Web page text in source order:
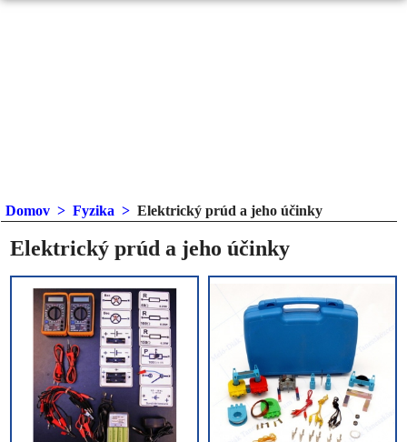
Domov > Fyzika > Elektrický prúd a jeho účinky
Elektrický prúd a jeho účinky